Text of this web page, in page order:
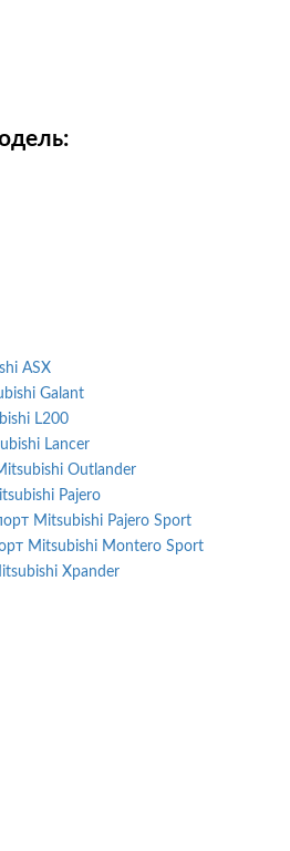
ASX
Galant
L200
Lancer
Outlander
Pajero
Mitsubishi Pajero Sport
Mitsubishi Montero Sport
Xpander